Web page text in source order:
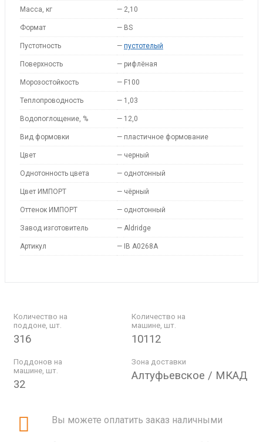
Масса, кг — 2,10
Формат — BS
Пустотность — пустотелый
Поверхность — рифлёная
Морозостойкость — F100
Теплопроводность — 1,03
Водопоглощение, % — 12,0
Вид формовки — пластичное формование
Цвет — черный
Однотонность цвета — однотонный
Цвет ИМПОРТ — чёрный
Оттенок ИМПОРТ — однотонный
Завод изготовитель — Aldridge
Артикул — IB A0268A
Количество на
поддоне, шт.
316
Количество на
машине, шт.
10112
Поддонов на
машине, шт.
32
Зона доставки
Алтуфьевское / МКАД
Вы можете оплатить заказ наличными